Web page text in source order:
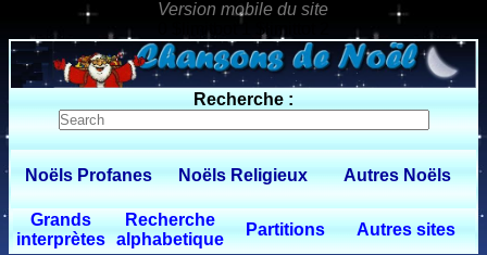
0 $limitbot 1 $limittot 2
Recherche :
Noëls Profanes Noëls Religieux Autres Noëls
Grands
interprètes
Recherche
alphabetique
Partitions Autres sites